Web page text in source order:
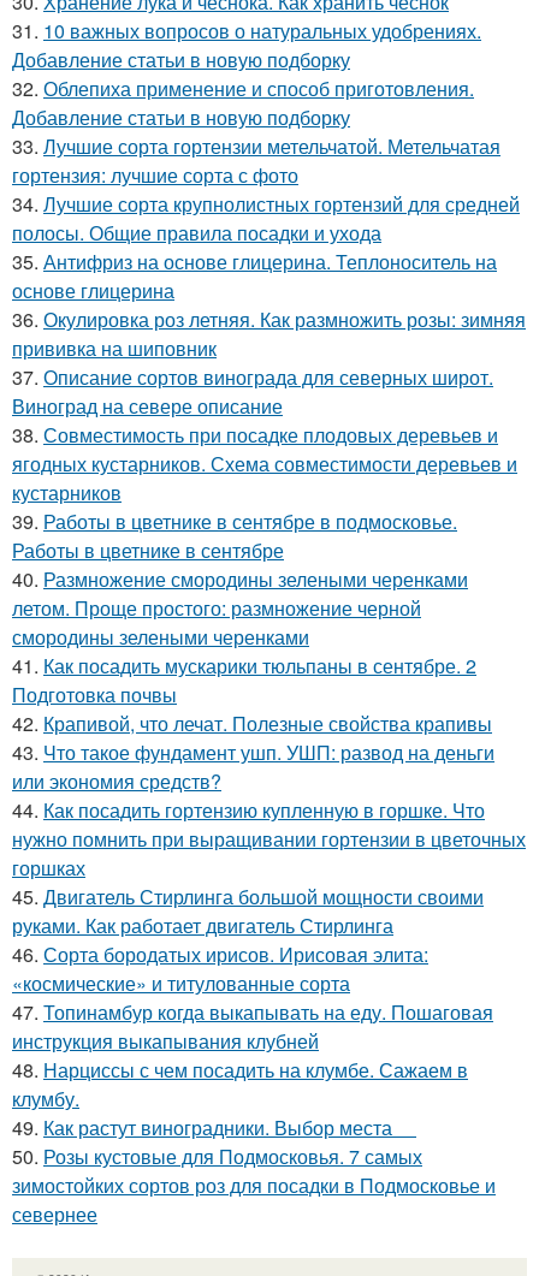
31. 10 важных вопросов о натуральных удобрениях.
Добавление статьи в новую подборку
32. Облепиха применение и способ приготовления.
Добавление статьи в новую подборку
33. Лучшие сорта гортензии метельчатой. Метельчатая
гортензия: лучшие сорта с фото
34. Лучшие сорта крупнолистных гортензий для средней
полосы. Общие правила посадки и ухода
35. Антифриз на основе глицерина. Теплоноситель на
основе глицерина
36. Окулировка роз летняя. Как размножить розы: зимняя
прививка на шиповник
37. Описание сортов винограда для северных широт.
Виноград на севере описание
38. Совместимость при посадке плодовых деревьев и
ягодных кустарников. Схема совместимости деревьев и
кустарников
39. Работы в цветнике в сентябре в подмосковье.
Работы в цветнике в сентябре
40. Размножение смородины зелеными черенками
летом. Проще простого: размножение черной
смородины зелеными черенками
41. Как посадить мускарики тюльпаны в сентябре. 2
Подготовка почвы
42. Крапивой, что лечат. Полезные свойства крапивы
43. Что такое фундамент ушп. УШП: развод на деньги
или экономия средств?
44. Как посадить гортензию купленную в горшке. Что
нужно помнить при выращивании гортензии в цветочных
горшках
45. Двигатель Стирлинга большой мощности своими
руками. Как работает двигатель Стирлинга
46. Сорта бородатых ирисов. Ирисовая элита:
«космические» и титулованные сорта
47. Топинамбур когда выкапывать на еду. Пошаговая
инструкция выкапывания клубней
48. Нарциссы с чем посадить на клумбе. Сажаем в
клумбу.
49. Как растут виноградники. Выбор места
50. Розы кустовые для Подмосковья. 7 самых
зимостойких сортов роз для посадки в Подмосковье и
севернее